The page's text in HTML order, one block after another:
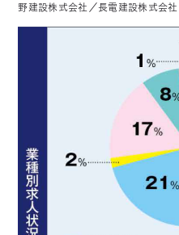
野建設株式会社／長電建設株式会社